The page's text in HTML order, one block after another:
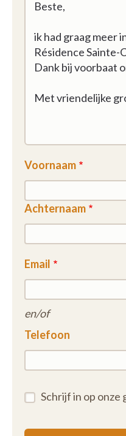
Voornaam
Achternaam
Email
en/of
Telefoon
Schrijf in op